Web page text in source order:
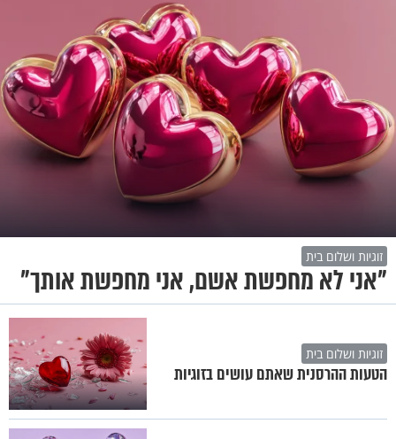
זוגיות ושלום בית
"אני לא מחפשת אשם, אני מחפשת אותך"
זוגיות ושלום בית
הטעות ההרסנית שאתם עושים בזוגיות